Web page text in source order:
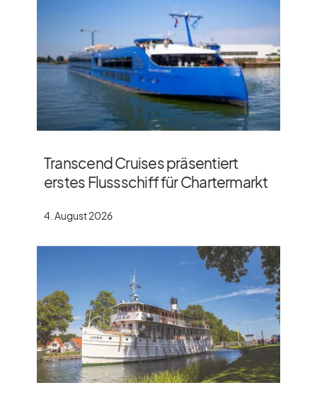
Transcend Cruises präsentiert
erstes Flussschiff für Chartermarkt
4. August 2026